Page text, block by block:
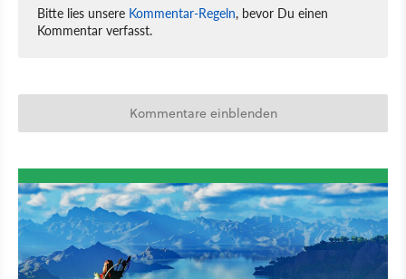
Bitte lies unsere Kommentar-Regeln, bevor Du einen
Kommentar verfasst.
Kommentare einblenden